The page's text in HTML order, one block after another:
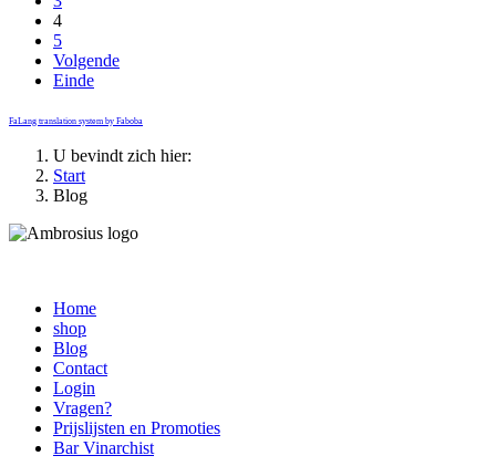
4
5
Volgende
Einde
FaLang translation system by Faboba
U bevindt zich hier:
Start
Blog
Home
shop
Blog
Contact
Login
Vragen?
Prijslijsten en Promoties
Bar Vinarchist